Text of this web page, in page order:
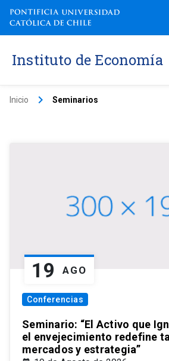
Instituto de Economía
Inicio keyboard_arrow_right Seminarios
19 AGO
Conferencias
Seminario: “El Activo que
el envejecimiento redefine
mercados y estrategia”